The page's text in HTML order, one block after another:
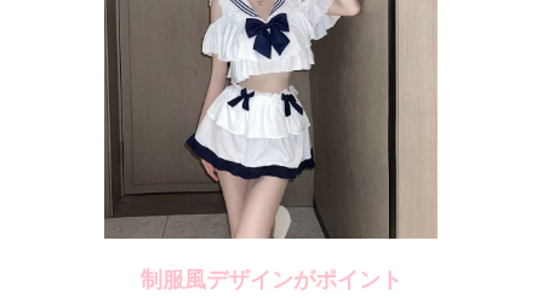
制服風デザインがポイント